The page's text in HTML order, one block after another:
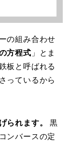
の組み合わせ
方程式 」とま
板と呼ばれる
っているから
られます。
黒
ンバースの定